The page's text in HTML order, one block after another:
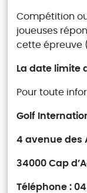
Compétition
joueuses
cette épreuve
La date limite
Pour toute
Golf
4 avenue des
34000 Cap
Téléphone :